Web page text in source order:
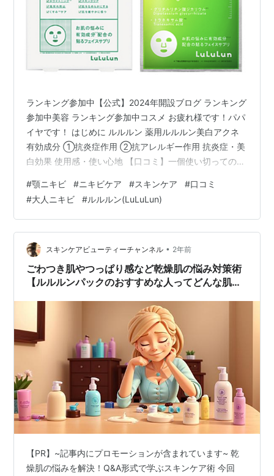
ランキング参加中【公式】2024年開設ブログ ランキング
参加中美容 ランキング参加中コスメ お疲れ様です！パパ
イヤです！ はじめに ルルルン 薬用ルルルン美白アクネ
有効成分 ①抗炎症作用 ②抗アレルギー作用 抗炎症・美
白効果 使用感・使い心地 【口コミ】一個使い切っての感
悩まされた私が 使ってみた化粧品の口コミをご紹介！ ※
本記事はアフィリエイト広告を利用しています 顎のニキ
ビ 写真は顎ニキビに悩まされいていた頃の私。 今は綺麗
になって ニキビに悩まされることがなくなりました！ は
じめに 効果には個人差があります。 また肌質に合わない
場合…
#顎ニキビ #ニキビケア #スキンケア #口コミ
#大人ニキビ #ルルルン(LuLuLun)
スキンケアビューティーチャンネル • 2年前
ごわつき肌やつっぱり感など乾燥肌の悩み対策術
【ルルルンパックのおすすめな人ってどんな肌
【PR】~記事内にプロモーションが含まれています~ 乾
燥肌の悩みを解決！Q&A形式で学ぶスキンケア術 今回